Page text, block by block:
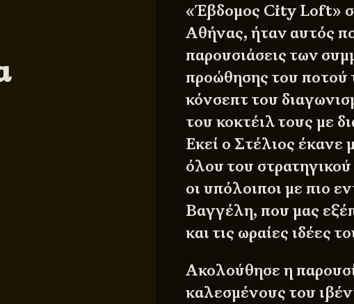
«Έβδομος City Loft»
Αθήνας, ήταν αυτός
παρουσιάσεις των
προώθησης του ποτού
κόνσεπτ του
του κοκτέιλ τους με
Εκεί ο Στέλιος
όλου του
οι υπόλοιποι με πιο
Βαγγέλη, που μας
και τις ωραίες ιδέες
Ακολούθησε η
καλεσμένους του